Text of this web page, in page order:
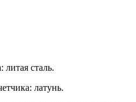
сталь.
латунь.